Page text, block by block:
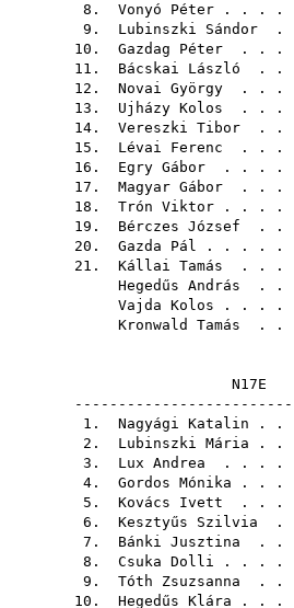
8. Vonyó Péter . . . .
9. Lubinszki Sándor .
10. Gazdag Péter . . .
11. Bácskai László . .
12. Novai György . . .
13. Ujházy Kolos . . .
14. Vereszki Tibor . .
15. Lévai Ferenc . . .
16. Egry Gábor . . . .
17. Magyar Gábor . . .
18. Trón Viktor . . . .
19. Bérczes József . .
20. Gazda Pál . . . .
21. Kállai Tamás . . .
Hegedűs András . .
Vajda Kolos . . . .
Kronwald Tamás . .
1. Nagyági Katalin . .
2. Lubinszki Mária . .
3. Lux Andrea . . . .
4. Gordos Mónika . . .
5. Kovács Ivett . . .
6. Kesztyűs Szilvia .
7. Bánki Jusztina . .
8. Csuka Dolli . . . .
9. Tóth Zsuzsanna . .
10. Hegedűs Klára . . .